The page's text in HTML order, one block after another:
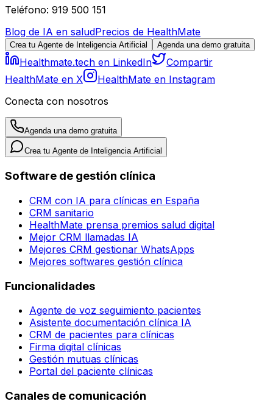
Teléfono: 919 500 151
Blog de IA en saludPrecios de HealthMate
Crea tu Agente de Inteligencia Artificial Agenda una demo gratuita
Healthmate.tech en LinkedIn
Compartir
HealthMate en X
HealthMate en Instagram
Conecta con nosotros
Agenda una demo gratuita
Crea tu Agente de Inteligencia Artificial
Software de gestión clínica
CRM con IA para clínicas en España
CRM sanitario
HealthMate prensa premios salud digital
Mejor CRM llamadas IA
Mejores CRM gestionar WhatsApps
Mejores softwares gestión clínica
Funcionalidades
Agente de voz seguimiento pacientes
Asistente documentación clínica IA
CRM de pacientes para clínicas
Firma digital clínicas
Gestión mutuas clínicas
Portal del paciente clínicas
Canales de comunicación